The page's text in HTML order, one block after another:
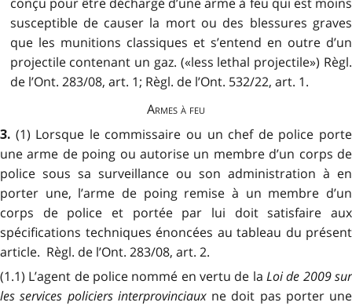
susceptible de causer la mort ou des blessures graves
que les munitions classiques et s’entend en outre d’un
projectile contenant un gaz. («less lethal projectile») Règl.
de l’Ont. 283/08, art. 1; Règl. de l’Ont. 532/22, art. 1.
Armes à feu
3. (1) Lorsque le commissaire ou un chef de police porte
une arme de poing ou autorise un membre d’un corps de
police sous sa surveillance ou son administration à en
porter une, l’arme de poing remise à un membre d’un
corps de police et portée par lui doit satisfaire aux
spécifications techniques énoncées au tableau du présent
article. Règl. de l’Ont. 283/08, art. 2.
(1.1) L’agent de police nommé en vertu de la Loi de 2009 sur
les services policiers interprovinciauxne doit pas porter une